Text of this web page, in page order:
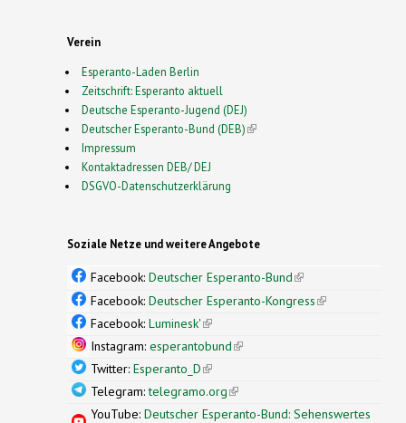
Verein
Esperanto-Laden Berlin
Zeitschrift: Esperanto aktuell
Deutsche Esperanto-Jugend (DEJ)
Deutscher Esperanto-Bund (DEB)(link is external)
Impressum
Kontaktadressen DEB/ DEJ
DSGVO-Datenschutzerklärung
Soziale Netze und weitere Angebote
Facebook: Deutscher Esperanto-Bund(link is
external)
Facebook: Deutscher Esperanto-Kongress(link is
Facebook: Luminesk'(link is external)
Instagram: esperantobund(link is external)
Twitter: Esperanto_D(link is external)
Telegram:telegramo.org(link is external)
YouTube: Deutscher Esperanto-Bund: Sehenswertes